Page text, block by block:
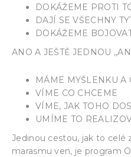
DOKÁŽEME PROTI
DAJÍ SE VŠECHNY
DOKÁŽEME
ANO A JEŠTĚ JEDNOU
MÁME MYŠLENKU A
VÍME CO CHCEME
VÍME, JAK TOHO
UMÍME TO
Jedinou cestou, jak to
marasmu ven, je program